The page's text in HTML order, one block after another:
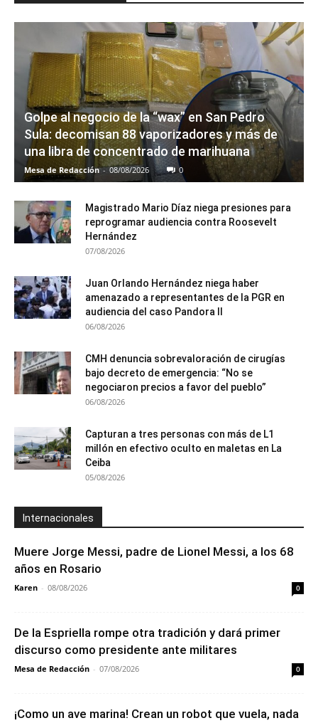
Golpe al negocio de la “wax” en San Pedro
Sula: decomisan 88 vaporizadores y más de
una libra de concentrado de marihuana
Mesa de Redacción - 08/08/2026 0
Magistrado Mario Díaz niega presiones para
reprogramar audiencia contra Roosevelt
Hernández
07/08/2026
Juan Orlando Hernández niega haber
amenazado a representantes de la PGR en
audiencia del caso Pandora II
06/08/2026
CMH denuncia sobrevaloración de cirugías
bajo decreto de emergencia: “No se
negociaron precios a favor del pueblo”
06/08/2026
Capturan a tres personas con más de L1
millón en efectivo oculto en maletas en La
Ceiba
05/08/2026
Internacionales
Muere Jorge Messi, padre de Lionel Messi, a los 68
años en Rosario
Karen - 08/08/2026 0
De la Espriella rompe otra tradición y dará primer
discurso como presidente ante militares
Mesa de Redacción - 07/08/2026 0
¡Como un ave marina! Crean un robot que vuela, nada